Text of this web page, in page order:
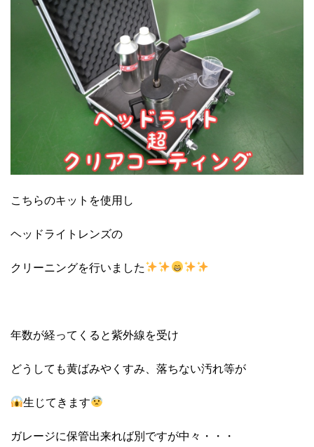
こちらのキットを使用し
ヘッドライトレンズの
クリーニングを行いました
年数が経ってくると紫外線を受け
どうしても黄ばみやくすみ、落ちない汚れ等が
生じてきます
ガレージに保管出来れば別ですが中々・・・